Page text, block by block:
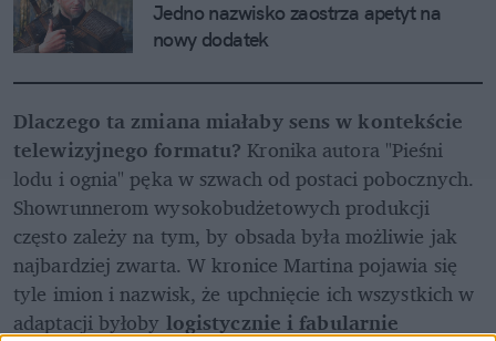
Jedno nazwisko zaostrza apetyt na
nowy dodatek
Dlaczego ta zmiana miałaby sens w kontekście
telewizyjnego formatu? Kronika autora "Pieśni
lodu i ognia" pęka w szwach od postaci pobocznych.
Showrunnerom wysokobudżetowych produkcji
często zależy na tym, by obsada była możliwie jak
najbardziej zwarta. W kronice Martina pojawia się
tyle imion i nazwisk, że upchnięcie ich wszystkich w
adaptacji byłoby logistycznie i fabularnie